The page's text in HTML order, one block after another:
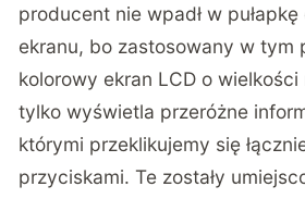
producent nie wpadł w
ekranu, bo zastosowany w tym
kolorowy ekran LCD o
tylko wyświetla przeróżne
którymi przeklikujemy się
przyciskami. Te zostały